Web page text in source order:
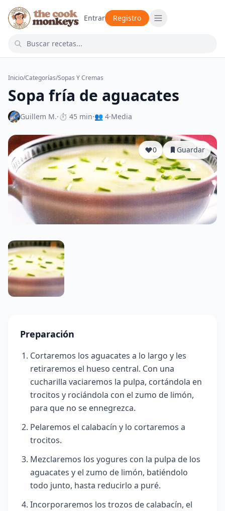
Entrar Registro
Inicio/Categorías/Sopas Y Cremas
Sopa fría de aguacates
Guillem M.·⏱ 45 min·👥 4·Media
0 Guardar
Preparación
Cortaremos los aguacates a lo largo y les
retiraremos el hueso central. Con una
cucharilla vaciaremos la pulpa, cortándola en
trocitos y rociándola con el zumo de limón,
para que no se ennegrezca.
Pelaremos el calabacín y lo cortaremos a
trocitos.
Mezclaremos los yogures con la pulpa de los
aguacates y el zumo de limón, batiéndolo
todo junto, hasta reducirlo a puré.
Incorporaremos los trozos de calabacín, el